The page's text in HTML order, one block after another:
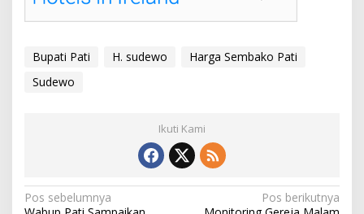
Bupati Pati H. sudewo
Harga Sembako Pati
Sudewo
Ikuti Kami
N
Pos sebelumnya
Pos berikutnya